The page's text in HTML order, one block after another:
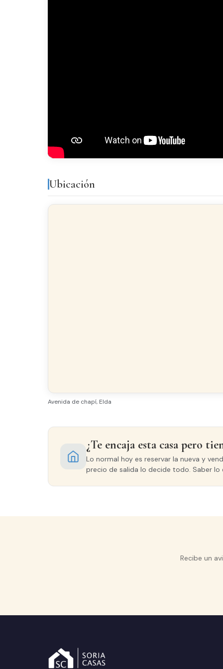
CARPINTERÍA EXTERIOR
Ubicación
Avenida de chapí, Elda
¿Te encaja esta casa pero
Lo normal hoy es reservar la nueva y
precio de salida lo decide todo. Saber lo
Recibe un